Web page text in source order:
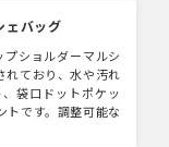
ェバッグ
ショルダーマルシ
れており、水や汚れ
袋口ドットポケッ
トです。調整可能な